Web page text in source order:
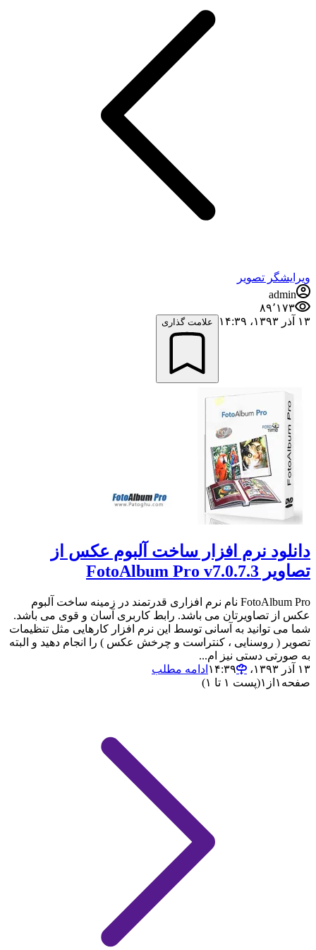
ویرایشگر تصویر
admin
۸۹٬۱۷۳
۱۳ آذر ۱۳۹۳،‏ ۱۴:۳۹
علامت گذاری
دانلود نرم افزار ساخت آلبوم عکس از
تصاویر FotoAlbum Pro v7.0.7.3
FotoAlbum Pro نام نرم افزاری قدرتمند در زمینه ساخت آلبوم
عکس از تصاویرتان می باشد. رابط کاربری آسان و قوی می باشد.
شما می توانید به آسانی توسط این نرم افزار کارهایی مثل تنظیمات
تصویر ( روسنایی ، کنتراست و چرخش عکس ) را انجام دهید و البته
به صورتی دستی نیز ام...
۱۳ آذر ۱۳۹۳،‏ ۱۴:۳۹
ادامه مطلب
صفحه ۱ از ۱(پست ۱ تا ۱)